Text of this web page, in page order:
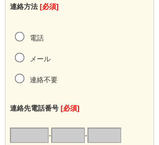
連絡方法 [必須]
電話
メール
連絡不要
連絡先電話番号 [必須]
- -